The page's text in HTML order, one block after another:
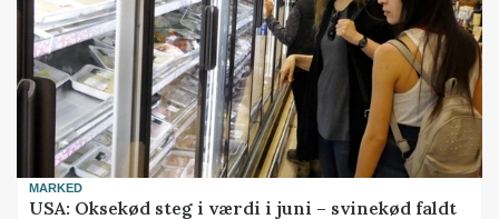
MARKED
USA: Oksekød steg i værdi i juni – svinekød faldt